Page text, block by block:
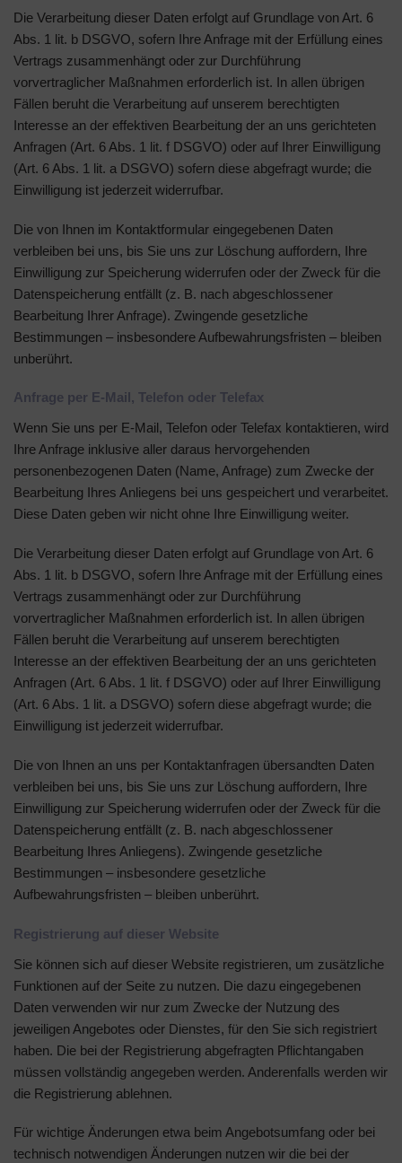
Die Verarbeitung dieser Daten erfolgt auf Grundlage von Art. 6
Abs. 1 lit. b DSGVO, sofern Ihre Anfrage mit der Erfüllung eines
Vertrags zusammenhängt oder zur Durchführung
vorvertraglicher Maßnahmen erforderlich ist. In allen übrigen
Fällen beruht die Verarbeitung auf unserem berechtigten
Interesse an der effektiven Bearbeitung der an uns gerichteten
Anfragen (Art. 6 Abs. 1 lit. f DSGVO) oder auf Ihrer Einwilligung
(Art. 6 Abs. 1 lit. a DSGVO) sofern diese abgefragt wurde; die
Einwilligung ist jederzeit widerrufbar.
Die von Ihnen im Kontaktformular eingegebenen Daten
verbleiben bei uns, bis Sie uns zur Löschung auffordern, Ihre
Einwilligung zur Speicherung widerrufen oder der Zweck für die
Datenspeicherung entfällt (z. B. nach abgeschlossener
Bearbeitung Ihrer Anfrage). Zwingende gesetzliche
Bestimmungen – insbesondere Aufbewahrungsfristen – bleiben
unberührt.
Anfrage per E-Mail, Telefon oder Telefax
Wenn Sie uns per E-Mail, Telefon oder Telefax kontaktieren, wird
Ihre Anfrage inklusive aller daraus hervorgehenden
personenbezogenen Daten (Name, Anfrage) zum Zwecke der
Bearbeitung Ihres Anliegens bei uns gespeichert und verarbeitet.
Diese Daten geben wir nicht ohne Ihre Einwilligung weiter.
Die Verarbeitung dieser Daten erfolgt auf Grundlage von Art. 6
Abs. 1 lit. b DSGVO, sofern Ihre Anfrage mit der Erfüllung eines
Vertrags zusammenhängt oder zur Durchführung
vorvertraglicher Maßnahmen erforderlich ist. In allen übrigen
Fällen beruht die Verarbeitung auf unserem berechtigten
Interesse an der effektiven Bearbeitung der an uns gerichteten
Anfragen (Art. 6 Abs. 1 lit. f DSGVO) oder auf Ihrer Einwilligung
(Art. 6 Abs. 1 lit. a DSGVO) sofern diese abgefragt wurde; die
Einwilligung ist jederzeit widerrufbar.
Die von Ihnen an uns per Kontaktanfragen übersandten Daten
verbleiben bei uns, bis Sie uns zur Löschung auffordern, Ihre
Einwilligung zur Speicherung widerrufen oder der Zweck für die
Datenspeicherung entfällt (z. B. nach abgeschlossener
Bearbeitung Ihres Anliegens). Zwingende gesetzliche
Bestimmungen – insbesondere gesetzliche
Aufbewahrungsfristen – bleiben unberührt.
Registrierung auf dieser Website
Sie können sich auf dieser Website registrieren, um zusätzliche
Funktionen auf der Seite zu nutzen. Die dazu eingegebenen
Daten verwenden wir nur zum Zwecke der Nutzung des
jeweiligen Angebotes oder Dienstes, für den Sie sich registriert
haben. Die bei der Registrierung abgefragten Pflichtangaben
müssen vollständig angegeben werden. Anderenfalls werden wir
die Registrierung ablehnen.
Für wichtige Änderungen etwa beim Angebotsumfang oder bei
technisch notwendigen Änderungen nutzen wir die bei der